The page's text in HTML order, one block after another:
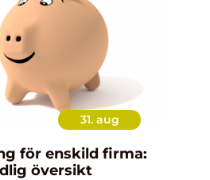
31. aug
för enskild firma:
översikt